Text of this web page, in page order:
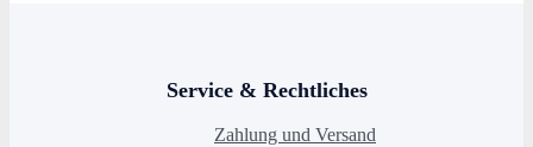
Service & Rechtliches
Zahlung und Versand